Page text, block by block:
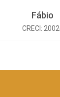
Fábio
CRECI: